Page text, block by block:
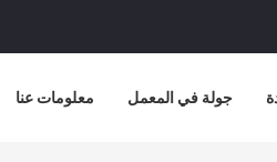
معلومات عنا جولة في المعمل